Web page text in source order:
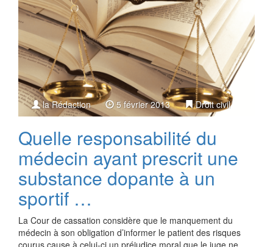
la Rédaction 5 février 2013 Droit civil
Quelle responsabilité du
médecin ayant prescrit une
substance dopante à un
sportif …
La Cour de cassation considère que le manquement du
médecin à son obligation d’informer le patient des risques
courus cause à celui-ci un préjudice moral que le juge ne